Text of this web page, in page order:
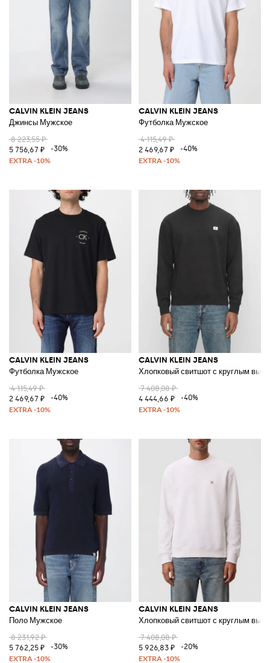
Открой для себя широкий выбор изделий Calvin Klein Jeans для
мужчин и женщин и покупай понравившиеся изделия на Giglio.com с
возможностью бесплатной доставки.
Смотреть все CALVIN KLEIN JEANS
CALVIN KLEIN JEANS
Джинсы Мужское
8 223,55 ₽
5 756,67 ₽
-30%
CALVIN KLEIN JEANS
Футболка Мужское
4 115,49 ₽
2 469,67 ₽
-40%
CALVIN KLEIN JEANS
Футболка Мужское
4 115,49 ₽
2 469,67 ₽
-40%
CALVIN KLEIN JEANS
Хлопковый свитшот с круглым
7 408,08 ₽
4 444,66 ₽
-40%
CALVIN KLEIN JEANS
Поло Мужское
8 231,92 ₽
5 762,25 ₽
-30%
CALVIN KLEIN JEANS
Хлопковый свитшот с круглым
7 408,08 ₽
5 926,83 ₽
-20%